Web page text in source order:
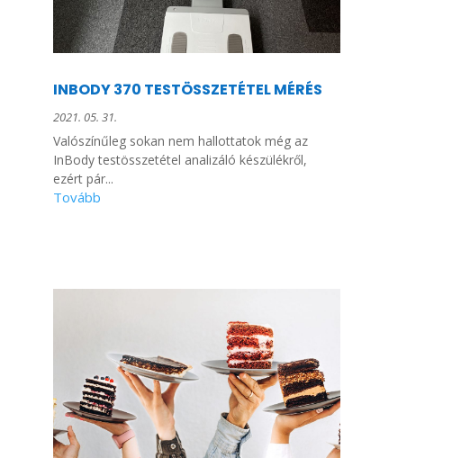
INBODY 370 TESTÖSSZETÉTEL MÉRÉS
2021. 05. 31.
Valószínűleg sokan nem hallottatok még az
InBody testösszetétel analizáló készülékről,
ezért pár...